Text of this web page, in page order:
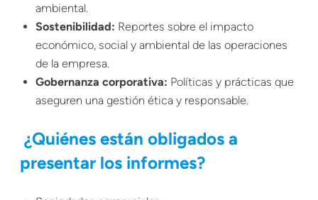
ambiental.
Sostenibilidad: Reportes sobre el impacto
económico, social y ambiental de las operaciones
de la empresa.
Gobernanza corporativa: Políticas y prácticas que
aseguren una gestión ética y responsable.
¿Quiénes están obligados a
presentar los informes?